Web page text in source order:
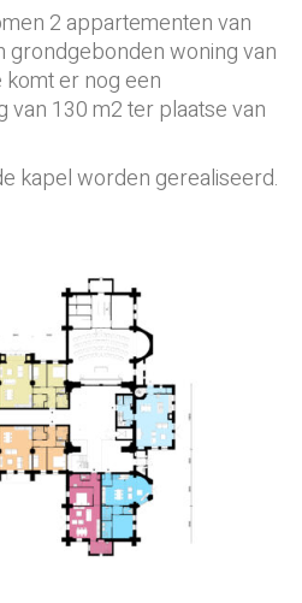
2 appartementen van
grondgebonden woning van
er nog een
130 m2 ter plaatse van
kapel worden gerealiseerd.